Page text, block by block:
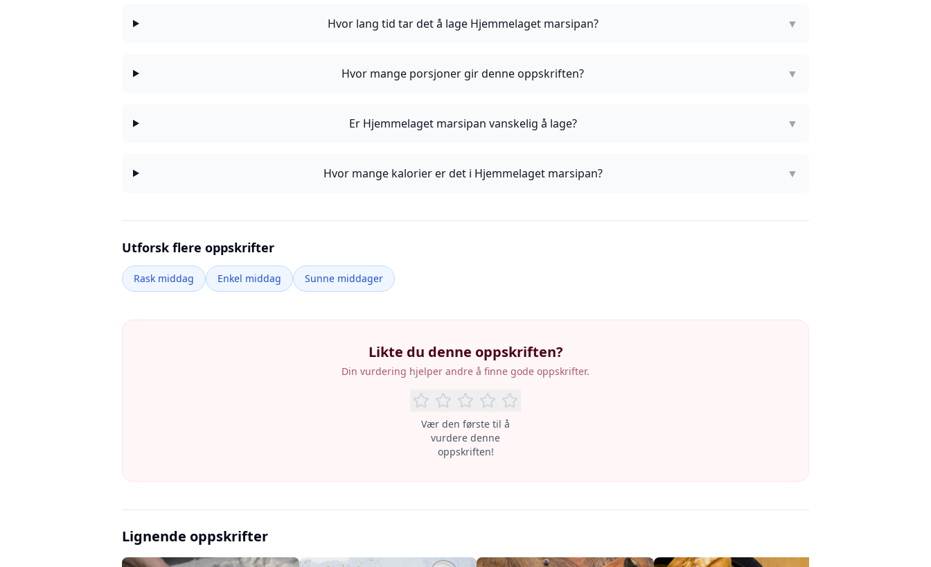
Hvor lang tid tar det å lage Hjemmelaget marsipan? ▼
Hvor mange porsjoner gir denne oppskriften? ▼
Er Hjemmelaget marsipan vanskelig å lage? ▼
Hvor mange kalorier er det i Hjemmelaget marsipan? ▼
Utforsk flere oppskrifter
Rask middag Enkel middag Sunne middager
Likte du denne oppskriften?
Din vurdering hjelper andre å finne gode oppskrifter.
Vær den første til å
vurdere denne
oppskriften!
Lignende oppskrifter